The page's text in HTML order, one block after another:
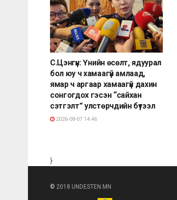
С.Цэнгүүн: Үнийн өсөлт, ядуурал
бол юу ч хамаагүй амлаад,
ямар ч аргаар хамаагүй дахин
сонгогдох гэсэн “сайхан
сэтгэлт” улстөрчдийн бүтээл
2026-08-07 14:46
}
© 2018 UNDESTEN.MN